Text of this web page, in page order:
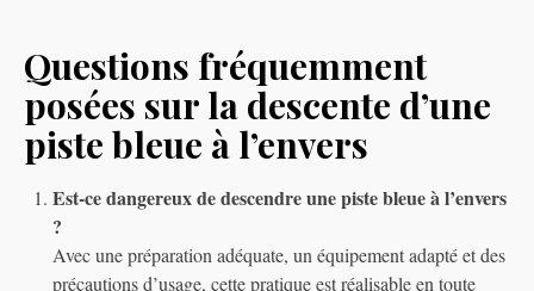
Questions fréquemment
posées sur la descente d’une
piste bleue à l’envers
Est-ce dangereux de descendre une piste bleue à l’envers
?
Avec une préparation adéquate, un équipement adapté et des
précautions d’usage, cette pratique est réalisable en toute